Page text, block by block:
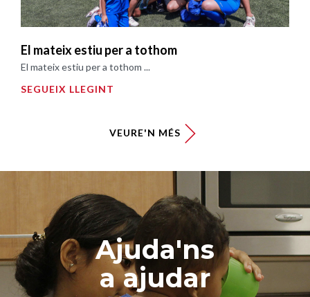
El mateix estiu per a tothom
El mateix estiu per a tothom ...
SEGUEIX LLEGINT
VEURE'N MÉS
Ajuda'ns
a ajudar